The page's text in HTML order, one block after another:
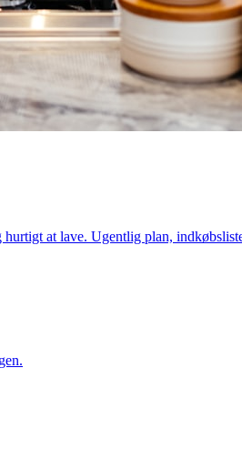
at lave. Ugentlig plan,